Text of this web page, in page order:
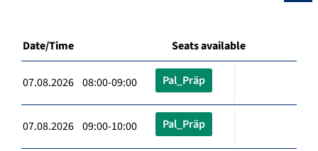
Date/Time Seats available
07.08.2026 08:00-09:00 Pal_Präp
07.08.2026 09:00-10:00 Pal_Präp